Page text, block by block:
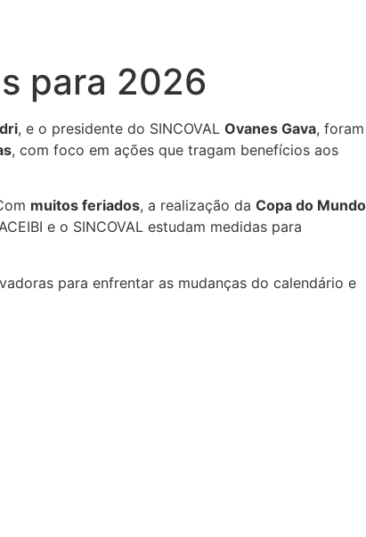
para 2026
, e o presidente do SINCOVAL Ovanes Gava, foram
, com foco em ações que tragam benefícios aos
muitos feriados, a realização da Copa do Mundo
e o SINCOVAL estudam medidas para
para enfrentar as mudanças do calendário e